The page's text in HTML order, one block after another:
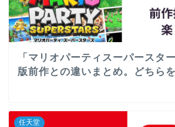
「マリオパーティスーパースタ
版前作との違いまとめ。どちら
任天堂